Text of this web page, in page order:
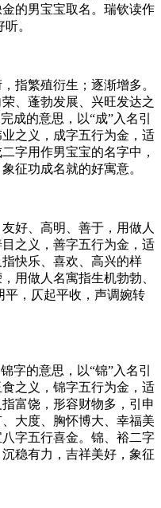
的男宝宝取名。瑞钦读作
。
指繁殖衍生；逐渐增多。
、蓬勃发展、兴旺发达之
成的意思，以“成”入名引
之义，成字五行为金，适
字用作男宝宝的名字中，
征功成名就的好寓意。
好、高明、善于，用做人
之义，善字五行为金，适
快乐、喜欢、高兴的样
用做人名寓指生机勃勃、
平，仄起平收，声调婉转
的意思，以“锦”入名引
之义，锦字五行为金，适
富饶，形容财物多，引申
大度、胸怀博大、幸福美
字五行喜金。锦、裕二字
稳有力，吉祥美好，象征